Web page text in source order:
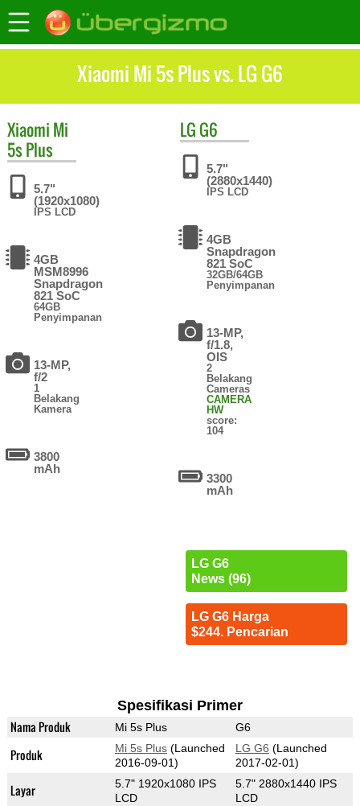
Xiaomi Mi 5s Plus vs. LG G6
Xiaomi Mi
5s Plus
5.7"
(1920x1080)
IPS LCD
4GB
MSM8996
Snapdragon
821 SoC
64GB
Penyimpanan
13-MP,
f/2
1
Belakang
Kamera
3800
mAh
LG G6
5.7"
(2880x1440)
IPS LCD
4GB
Snapdragon
821 SoC
32GB/64GB
Penyimpanan
13-MP,
f/1.8,
OIS
2
Belakang
Cameras
CAMERA
HW
score:
104
3300
mAh
LG G6
News (96)
LG G6 Harga
$244. Pencarian
Spesifikasi Primer
Nama Produk Mi 5s Plus G6
Produk Mi 5s Plus(Launched
2016-09-01)
LG G6 (Launched
2017-02-01)
Layar
5.7" 1920x1080 IPS
LCD
5.7" 2880x1440 IPS
LCD